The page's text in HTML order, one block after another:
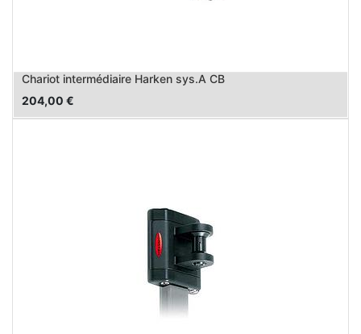
Chariot intermédiaire Harken sys.A CB
204,00 €